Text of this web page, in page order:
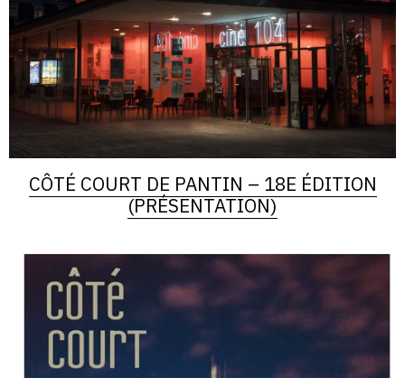
CÔTÉ COURT DE PANTIN – 18E ÉDITION
(PRÉSENTATION)